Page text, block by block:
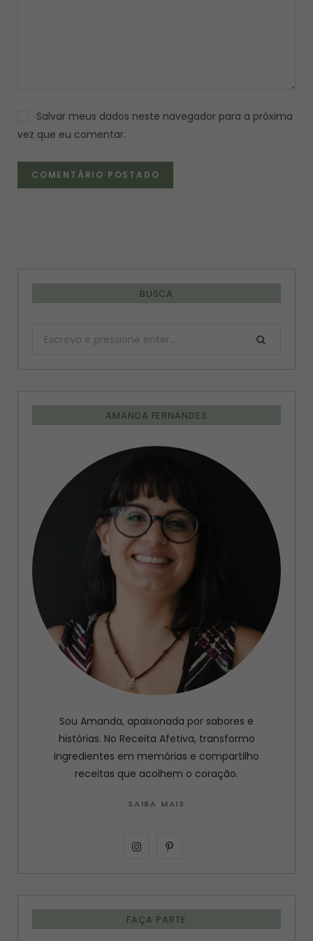
Salvar meus dados neste navegador para a próxima
vez que eu comentar.
BUSCA
Procurar:
AMANDA FERNANDES
Sou Amanda, apaixonada por sabores e
histórias. No Receita Afetiva, transformo
ingredientes em memórias e compartilho
receitas que acolhem o coração.
SAIBA MAIS
I
n
s
t
P
i
n
t
FAÇA PARTE